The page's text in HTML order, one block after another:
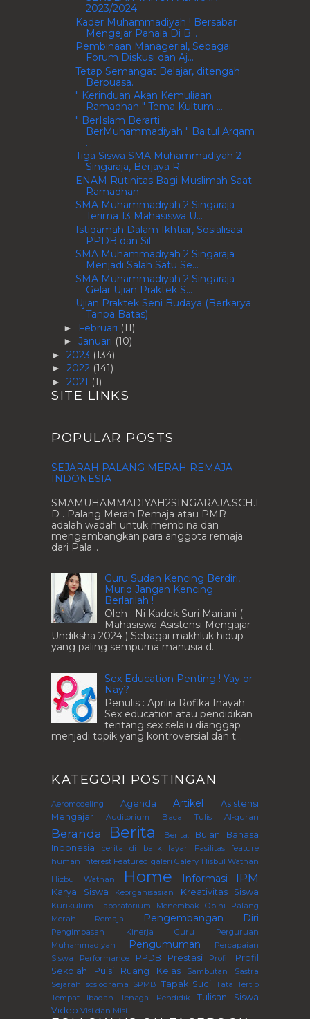
2023/2024
Kader Muhammadiyah ! Bersabar
Mengejar Pahala Di B...
Pembinaan Managerial, Sebagai
Forum Diskusi dan Aj...
Tetap Semangat Belajar, ditengah
Berpuasa.
" Kerinduan Akan Kemuliaan
Ramadhan " Tema Kultum ...
" BerIslam Berarti
BerMuhammadiyah " Baitul Arqam
...
Tiga Siswa SMA Muhammadiyah 2
Singaraja, Berjaya R...
ENAM Rutinitas Bagi Muslimah Saat
Ramadhan.
SMA Muhammadiyah 2 Singaraja
Terima 13 Mahasiswa U...
Istiqamah Dalam Ikhtiar, Sosialisasi
PPDB dan Sil...
SMA Muhammadiyah 2 Singaraja
Menjadi Salah Satu Se...
SMA Muhammadiyah 2 Singaraja
Gelar Ujian Praktek S...
Ujian Praktek Seni Budaya (Berkarya
Tanpa Batas)
► Februari (11)
► Januari (10)
► 2023 (134)
► 2022 (141)
► 2021 (1)
SITE LINKS
POPULAR POSTS
SEJARAH PALANG MERAH REMAJA
INDONESIA
SMAMUHAMMADIYAH2SINGARAJA.SCH.I
D . Palang Merah Remaja atau PMR
adalah wadah untuk membina dan
mengembangkan para anggota remaja
dari Pala...
Guru Sudah Kencing Berdiri,
Murid Jangan Kencing
Berlarilah !
Oleh : Ni Kadek Suri Mariani (
Mahasiswa Asistensi Mengajar
Undiksha 2024 ) Sebagai makhluk hidup
yang paling sempurna manusia d...
Sex Education Penting ! Yay or
Nay?
Penulis : Aprilia Rofika Inayah
Sex education atau pendidikan
tentang sex selalu dianggap
menjadi topik yang kontroversial dan t...
KATEGORI POSTINGAN
Aeromodeling Agenda Artikel
Asistensi
Mengajar
Auditorium Baca Tulis Al-quran
Beranda Berita Berita.
Bulan Bahasa
Indonesia
cerita di balik layar Fasilitas
feature
human interest Featured galeri Galery Hisbul Wathan
Hizbul Wathan
Home Informasi IPM
Karya Siswa Keorganisasian Kreativitas Siswa
Kurikulum Laboratorium Menembak Opini
Palang
Merah Remaja
Pengembangan Diri
Pengimbasan Kinerja Guru Perguruan
Muhammadiyah
Pengumuman
Percapaian
Siswa
Performance PPDB Prestasi Profil
Profil
Sekolah
Puisi Ruang Kelas Sambutan
Sastra
Sejarah sosiodrama SPMB Tapak Suci Tata Tertib
Tempat Ibadah
Tenaga Pendidik
Tulisan Siswa
Video Visi dan Misi